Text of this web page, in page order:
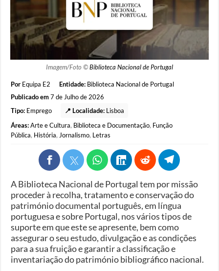
Imagem/Foto ©Biblioteca Nacional de Portugal
Por Equipa E2 Entidade: Biblioteca Nacional de Portugal
Publicado em7 de Julho de 2026
Tipo: Emprego 📍 Localidade: Lisboa
Áreas: Arte e Cultura, Biblioteca e Documentação, Função
Pública, História, Jornalismo, Letras
A Biblioteca Nacional de Portugal tem por missão
proceder à recolha, tratamento e conservação do
património documental português, em língua
portuguesa e sobre Portugal, nos vários tipos de
suporte em que este se apresente, bem como
assegurar o seu estudo, divulgação e as condições
para a sua fruição e garantir a classificação e
inventariação do património bibliográfico nacional.